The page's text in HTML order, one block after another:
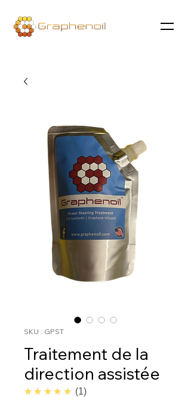
SKU : GPST
Traitement de la
direction assistée
★★★★★ 5.0
1